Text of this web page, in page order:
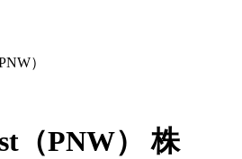
）
（PNW）
株